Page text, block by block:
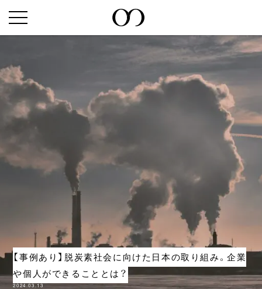
【事例あり】脱炭素社会に向けた日本の取り組み。企業
や個人ができることとは？
2024.03.13